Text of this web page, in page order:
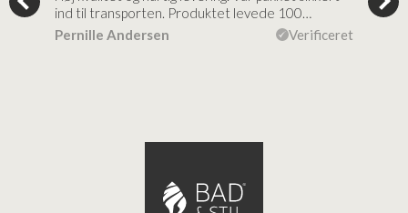
ind til transporten. Produktet levede 100…
Pernille Andersen
Verificeret